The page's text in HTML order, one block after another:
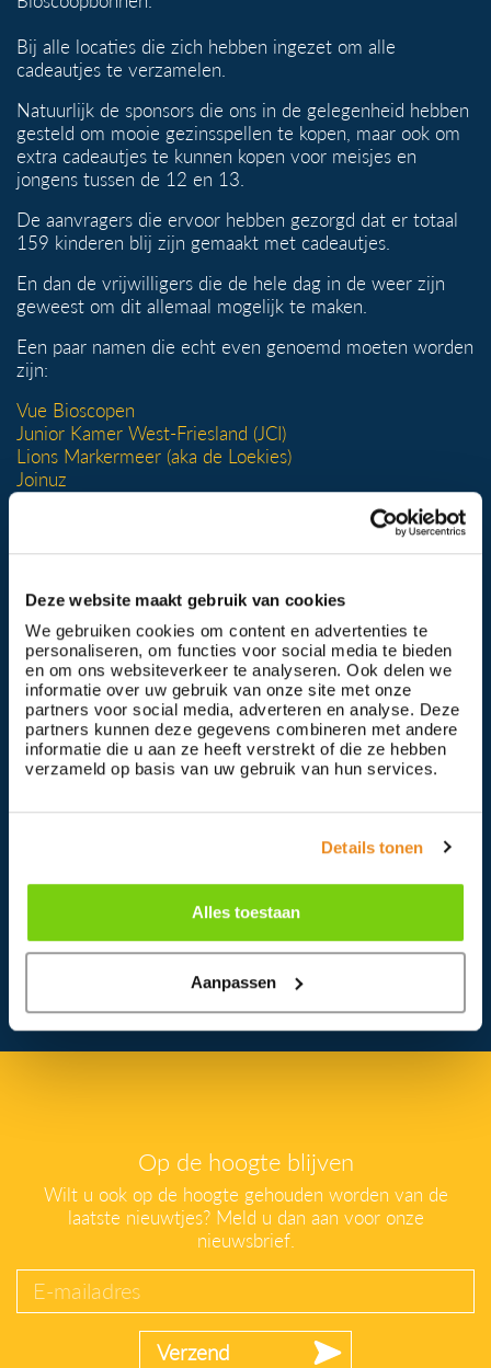
Deze website maakt gebruik van cookies
We gebruiken cookies om content en advertenties te
personaliseren, om functies voor social media te bieden
en om ons websiteverkeer te analyseren. Ook delen we
informatie over uw gebruik van onze site met onze
partners voor social media, adverteren en analyse. Deze
partners kunnen deze gegevens combineren met andere
informatie die u aan ze heeft verstrekt of die ze hebben
verzameld op basis van uw gebruik van hun services.
Details tonen
Alles toestaan
Aanpassen
Bij alle locaties die zich hebben ingezet om alle
cadeautjes te verzamelen.
Natuurlijk de sponsors die ons in de gelegenheid hebben
gesteld om mooie gezinsspellen te kopen, maar ook om
extra cadeautjes te kunnen kopen voor meisjes en
jongens tussen de 12 en 13.
De aanvragers die ervoor hebben gezorgd dat er totaal
159 kinderen blij zijn gemaakt met cadeautjes.
En dan de vrijwilligers die de hele dag in de weer zijn
geweest om dit allemaal mogelijk te maken.
Een paar namen die echt even genoemd moeten worden
zijn:
Vue Bioscopen
Junior Kamer West-Friesland (JCI)
Lions Markermeer (aka de Loekies)
Joinuz
Art of Automation
Terug
Op de hoogte blijven
Wilt u ook op de hoogte gehouden worden van de
laatste nieuwtjes? Meld u dan aan voor onze
nieuwsbrief.
E-mailadres
Verzend